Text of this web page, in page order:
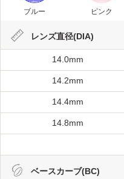
ブルー ピンク
レンズ直径(DIA)
14.0mm
14.2mm
14.4mm
14.8mm
ベースカーブ(BC)